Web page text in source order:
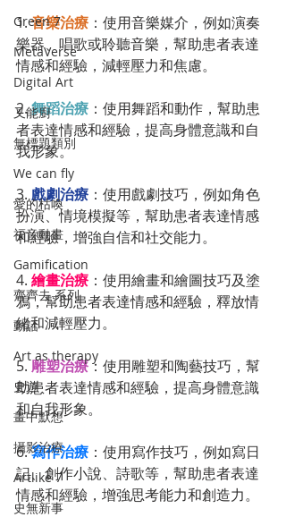
Green 7
MetaVerse
Digital Art
叉能廚
無標題類別
We can fly
愛的枯喚
福音動畫
Gamification
齊齊去 系列
動話
Art as therapy
史遊
畫中默想
攝影治療
Artlike 7
史無新事
1. 音樂治療 ：使用音樂媒介，例如演奏
樂器、唱歌或聆聽音樂，幫助患者表達
情感和經驗，減輕壓力和焦慮。
2. 舞蹈治療 ：使用舞蹈和動作，幫助患
者表達情感和經驗，提高身體意識和自
我形象。
3. 戲劇治療 ：使用戲劇技巧，例如角色
扮演、情境模擬等，幫助患者表達情感
和經驗，增強自信和社交能力。
4. 繪畫治療 ：使用繪畫和繪圖技巧及塗
鴉，幫助患者表達情感和經驗，釋放情
緒和減輕壓力。
5. 雕塑治療：使用雕塑和陶藝技巧，幫
助患者表達情感和經驗，提高身體意識
和自我形象。
6. 寫作治療 ：使用寫作技巧，例如寫日
記、創作小說、詩歌等，幫助患者表達
情感和經驗，增強思考能力和創造力。